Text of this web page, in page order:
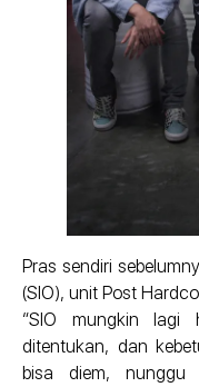
Pras sendiri
(SIO), unit Post
“SIO mungkin lagi
ditentukan, dan
bisa diem,